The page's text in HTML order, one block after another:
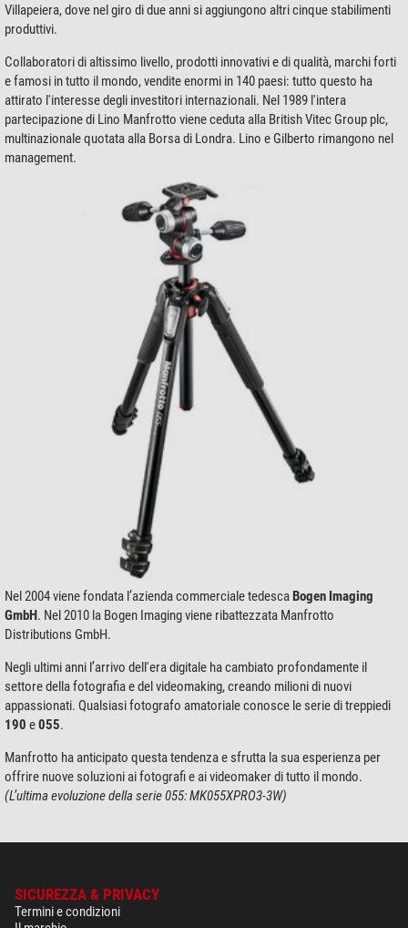
Villapeiera, dove nel giro di due anni si aggiungono altri cinque stabilimenti
produttivi.
Collaboratori di altissimo livello, prodotti innovativi e di qualità, marchi forti
e famosi in tutto il mondo, vendite enormi in 140 paesi: tutto questo ha
attirato l'interesse degli investitori internazionali. Nel 1989 l'intera
partecipazione di Lino Manfrotto viene ceduta alla British Vitec Group plc,
multinazionale quotata alla Borsa di Londra. Lino e Gilberto rimangono nel
management.
Nel 2004 viene fondata l’azienda commerciale tedescaBogen Imaging
GmbH. Nel 2010 la Bogen Imaging viene ribattezzata Manfrotto
Distributions GmbH.
Negli ultimi anni l’arrivo dell'era digitale ha cambiato profondamente il
settore della fotografia e del videomaking, creando milioni di nuovi
appassionati. Qualsiasi fotografo amatoriale conosce le serie di treppiedi
190 e055.
Manfrotto ha anticipato questa tendenza e sfrutta la sua esperienza per
offrire nuove soluzioni ai fotografi e ai videomaker di tutto il mondo.
(L’ultima evoluzione della serie 055: MK055XPRO3-3W)
SICUREZZA & PRIVACY
Termini e condizioni